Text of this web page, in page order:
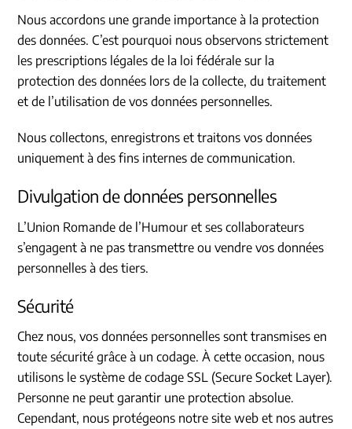
Nous accordons une grande importance à la protection
des données. C’est pourquoi nous observons strictement
les prescriptions légales de la loi fédérale sur la
protection des données lors de la collecte, du traitement
et de l’utilisation de vos données personnelles.
Nous collectons, enregistrons et traitons vos données
uniquement à des fins internes de communication.
Divulgation de données personnelles
L’Union Romande de l’Humour et ses collaborateurs
s’engagent à ne pas transmettre ou vendre vos données
personnelles à des tiers.
Sécurité
Chez nous, vos données personnelles sont transmises en
toute sécurité grâce à un codage. À cette occasion, nous
utilisons le système de codage SSL (Secure Socket Layer).
Personne ne peut garantir une protection absolue.
Cependant, nous protégeons notre site web et nos autres